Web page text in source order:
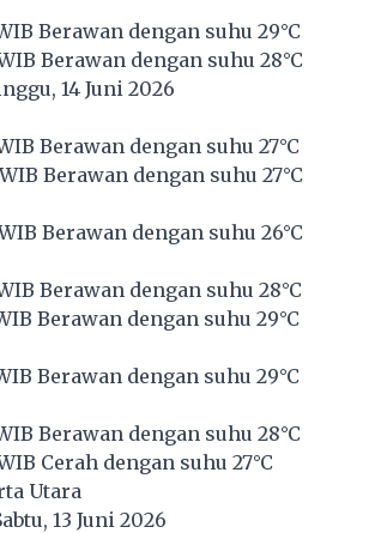
Berawan dengan suhu 29°C
Berawan dengan suhu 28°C
14 Juni 2026
Berawan dengan suhu 27°C
Berawan dengan suhu 27°C
Berawan dengan suhu 26°C
Berawan dengan suhu 28°C
Berawan dengan suhu 29°C
Berawan dengan suhu 29°C
Berawan dengan suhu 28°C
Cerah dengan suhu 27°C
Utara
13 Juni 2026